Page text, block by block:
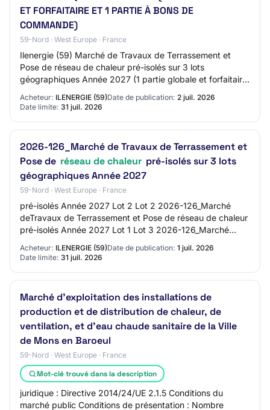
ET FORFAITAIRE ET 1 PARTIE À BONS DE
COMMANDE)
59-Nord · West Europe · France
Ilenergie (59) Marché de Travaux de Terrassement et
Pose de réseau de chaleur pré-isolés sur 3 lots
géographiques Année 2027 (1 partie globale et forfaitaire
et 1 partie à bons de commande) Référence…
Acheteur: ILENERGIE (59)Date de publication: 2 juil. 2026
Date limite: 31 juil. 2026
2026-126_Marché de Travaux de Terrassement et
Pose de réseau de chaleur pré-isolés sur 3 lots
géographiques Année 2027
59-Nord · West Europe · France
pré-isolés Année 2027 Lot 2 Lot 2 2026-126_Marché
deTravaux de Terrassement et Pose de réseau de chaleur
pré-isolés Année 2027 Lot 1 Lot 3 2026-126_Marché
deTravaux de Terrassement et Pose de réseau…
Acheteur: ILENERGIE (59)Date de publication: 1 juil. 2026
Date limite: 31 juil. 2026
Marché d'exploitation des installations de
production et de distribution de chaleur, de
ventilation, et d'eau chaude sanitaire de la Ville
de Mons en Baroeul
59-Nord · West Europe · France
Mot-clé trouvé dans la description
juridique : Directive 2014/24/UE 2.1.5 Conditions du
marché public Conditions de présentation : Nombre